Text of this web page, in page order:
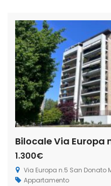
posizione centrale. Libero
nasce […]
1.300€
Via Europa n.5 San Donato
Appartamento